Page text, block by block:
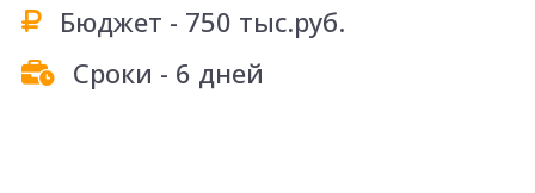
Бюджет - 750 тыс.руб.
Сроки - 6 дней